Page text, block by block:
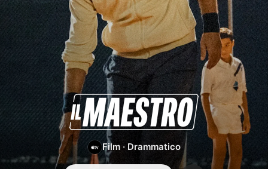
Il
maestro
Film · Drammatico